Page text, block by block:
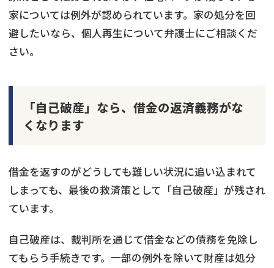
家については例外が認められています。家の処分を回
避したいなら、個人再生について弁護士にご相談くだ
さい。
「自己破産」なら、借金の返済義務がな
くなります
借金を返すのがどうしても難しい状況に追い込まれて
しまっても、最後の救済策として「自己破産」が残され
ています。
自己破産は、裁判所を通じて借金などの債務を免除し
てもらう手続きです。一部の例外を除いて財産は処分